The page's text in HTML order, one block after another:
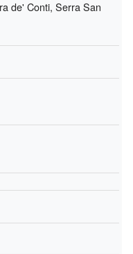
de' Conti, Serra San